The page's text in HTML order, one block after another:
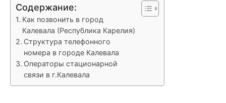
Содержание:
Как позвонить в город
Калевала (Республика Карелия)
Структура телефонного
номера в городе Калевала
Операторы стационарной
связи в г.Калевала